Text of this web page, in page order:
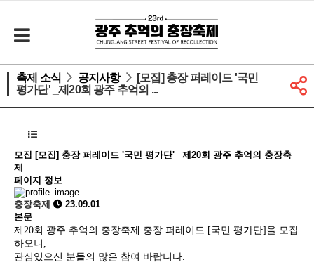
축제 소식 공지사항
[모집] 충장 퍼레이드 '국민
평가단' _제20회 광주 추억의 ...
모집 [모집] 충장 퍼레이드 '국민 평가단' _제20회 광주 추억의 충장축
제
페이지 정보
충장축제
23.09.01
본문
제20회 광주 추억의 충장축제 충장 퍼레이드 [국민 평가단]을 모집
하오니,
관심있으신 분들의 많은 참여 바랍니다.